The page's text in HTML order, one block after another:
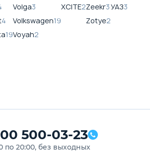
4
19
Volga3
Volkswagen19
Voyah2
XCITE2Zeekr3
Zotye2
УАЗ3
500-03-23
по 20:00, без выходных